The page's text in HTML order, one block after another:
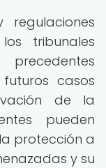
tribunales
casos
de la
pueden
protección a
y su